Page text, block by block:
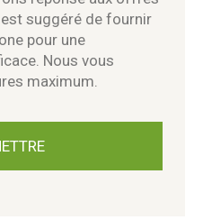
suggéré de fournir
pour une
Nous vous
maximum.